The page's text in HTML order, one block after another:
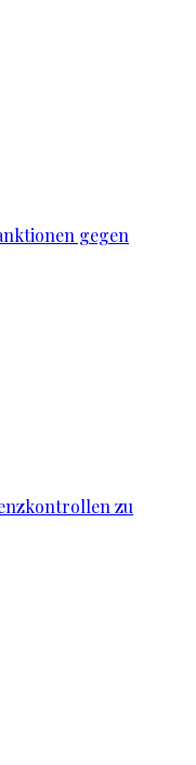
gegen
zu